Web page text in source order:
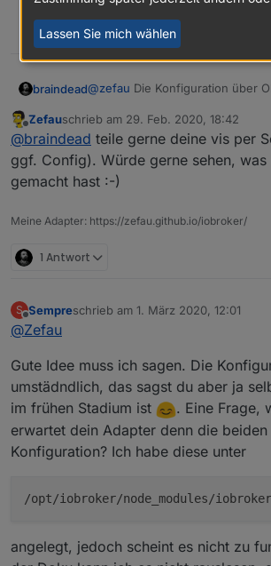
Beispiel: Status (3columns, davon 2
braindead@zefau Die Konfiguration über
nach einer Änderung. Trotzdem
nachdenken, ob Du nicht doch
Konfigurationsseite wie alle
anbietest. Ich denke das würde
deutlich einfacher machen.
Mir ist auch aufgefallen, dass
Fenstern eine "subgroup"
sind immer die "An" "Aus"
gut, wenn man das konfigurieren
Offline
Zefauschrieb am 29. Feb. 2020, 18:42
zuletzt editiert von
@braindead teile gerne deine vis per
ggf. Config). Würde gerne sehen, was
gemacht hast :-)
Meine Adapter: https://zefau.github.io/iobroker/
1 Antwort
S
Offline
Sempreschrieb am 1. März 2020, 12:01
zuletzt editiert von
@Zefau
Gute Idee muss ich sagen. Die
umstädndlich, das sagst du aber ja
im frühen Stadium ist
. Eine Frage,
erwartet dein Adapter denn die
Konfiguration? Ich habe diese unter
/opt/iobroker/node_modules/
angelegt, jedoch scheint es nicht zu
Lassen Sie mich wählen